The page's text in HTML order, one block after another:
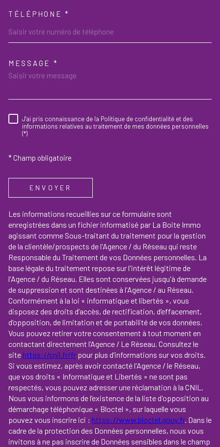
TÉLÉPHONE *
MESSAGE *
RÈGLEMENTATION
J'ai pris connaissance de la Politique de confidentialité et des
informations relatives au traitement de mes données personnelles
(*)
* Champ obligatoire
ENVOYER
Les informations recueillies sur ce formulaire sont
enregistrées dans un fichier informatisé par La Boite Immo
agissant comme Sous-traitant du traitement pour la gestion
de la clientèle/prospects de l'Agence / du Réseau qui reste
Responsable du Traitement de vos Données personnelles. La
base légale du traitement repose sur l'intérêt légitime de
l'Agence / du Réseau. Elles sont conservées jusqu'à demande
de suppression et sont destinées à l'Agence / au Réseau.
Conformément à la loi « informatique et libertés », vous
disposez des droits d’accès, de rectification, d’effacement,
d’opposition, de limitation et de portabilité de vos données.
Vous pouvez retirer votre consentement à tout moment en
contactant directement l’Agence / Le Réseau. Consultez le
site https://cnil.fr/fr pour plus d’informations sur vos droits.
Si vous estimez, après avoir contacté l'Agence / le Réseau,
que vos droits « Informatique et Libertés » ne sont pas
respectés, vous pouvez adresser une réclamation à la CNIL.
Nous vous informons de l’existence de la liste d'opposition au
démarchage téléphonique « Bloctel », sur laquelle vous
pouvez vous inscrire ici : https://www.bloctel.gouv.fr. Dans le
cadre de la protection des Données personnelles, nous vous
invitons à ne pas inscrire de Données sensibles dans le champ